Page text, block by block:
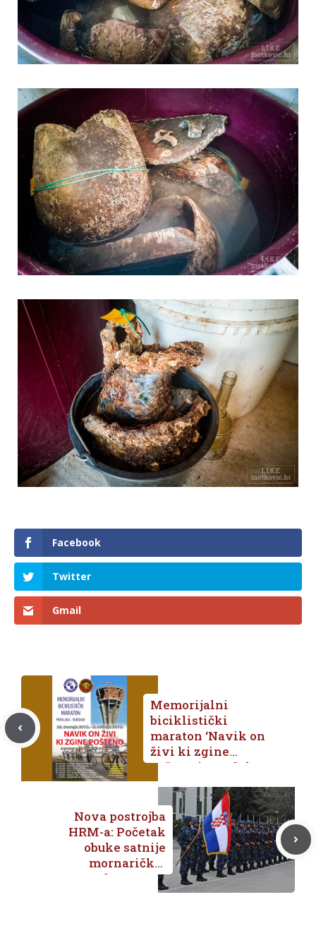
Facebook
Twitter
Gmail
Memorijalni
biciklistički
maraton ‘Navik on
živi ki zgine
pošteno’ Prevlaka
– Vukovar
26.04.2018. –
02.05.2018.
Nova postrojba
HRM-a: Početak
obuke satnije
mornaričko-
desantnog
pješaštva u